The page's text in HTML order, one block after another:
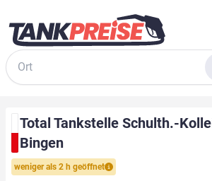
Suche
Total Tankstelle Schulth.-
Bingen
weniger als 2 h geöffnet